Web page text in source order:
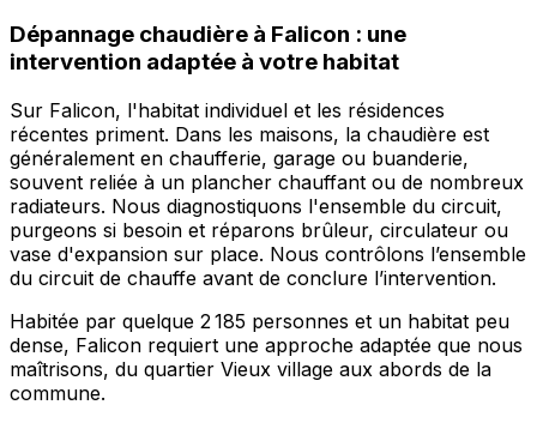
Dépannage chaudière à Falicon : une
intervention adaptée à votre habitat
Sur Falicon, l'habitat individuel et les résidences
récentes priment. Dans les maisons, la chaudière est
généralement en chaufferie, garage ou buanderie,
souvent reliée à un plancher chauffant ou de nombreux
radiateurs. Nous diagnostiquons l'ensemble du circuit,
purgeons si besoin et réparons brûleur, circulateur ou
vase d'expansion sur place. Nous contrôlons l’ensemble
du circuit de chauffe avant de conclure l’intervention.
Habitée par quelque 2 185 personnes et un habitat peu
dense, Falicon requiert une approche adaptée que nous
maîtrisons, du quartier Vieux village aux abords de la
commune.